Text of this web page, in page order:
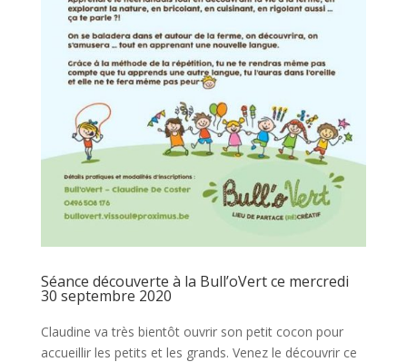
Séance découverte à la Bull’oVert ce mercredi
30 septembre 2020
Claudine va très bientôt ouvrir son petit cocon pour
accueillir les petits et les grands. Venez le découvrir ce